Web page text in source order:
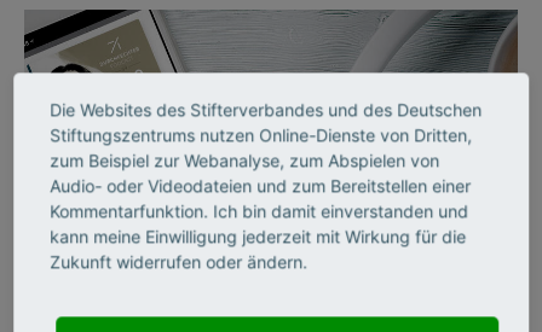
Die Websites des Stifterverbandes und des Deutschen
Stiftungszentrums nutzen Online-Dienste von Dritten,
zum Beispiel zur Webanalyse, zum Abspielen von
Audio- oder Videodateien und zum Bereitstellen einer
Kommentarfunktion. Ich bin damit einverstanden und
kann meine Einwilligung jederzeit mit Wirkung für die
Zukunft widerrufen oder ändern.